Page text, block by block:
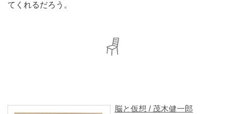
てくれるだろう。
脳と仮想 / 茂木健一郎